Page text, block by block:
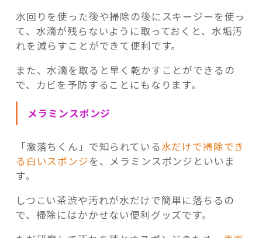
水回りを使った後や掃除の後にスキージーを使っ
て、水滴が残らないように取っておくと、水垢汚
れを減らすことができて便利です。
また、水滴を取ると早く乾かすことができるの
で、カビを予防することにもなります。
メラミンスポンジ
「激落ちくん」で知られている水だけで掃除でき
る白いスポンジを、メラミンスポンジといいま
す。
しつこい茶渋や汚れが水だけで簡単に落ちるの
で、掃除にはかかせない便利グッズです。